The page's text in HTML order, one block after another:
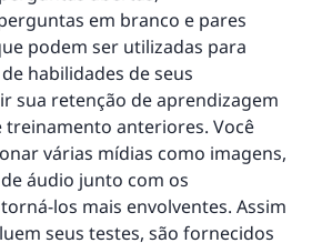
em branco e pares
podem ser utilizadas para
habilidades de seus
sua retenção de aprendizagem
treinamento anteriores. Você
várias mídias como imagens,
áudio junto com os
los mais envolventes. Assim
seus testes, são fornecidos